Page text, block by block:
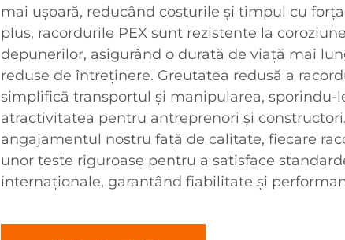
mai ușoară, reducând costurile și timpul cu
plus, racordurile PEX sunt rezistente la
depunerilor, asigurând o durată de viață mai
reduse de întreținere. Greutatea redusă a
simplifică transportul și manipularea, sporindu-
atractivitatea pentru antreprenori și
angajamentul nostru față de calitate, fiecare
unor teste riguroase pentru a satisface
internaționale, garantând fiabilitate și